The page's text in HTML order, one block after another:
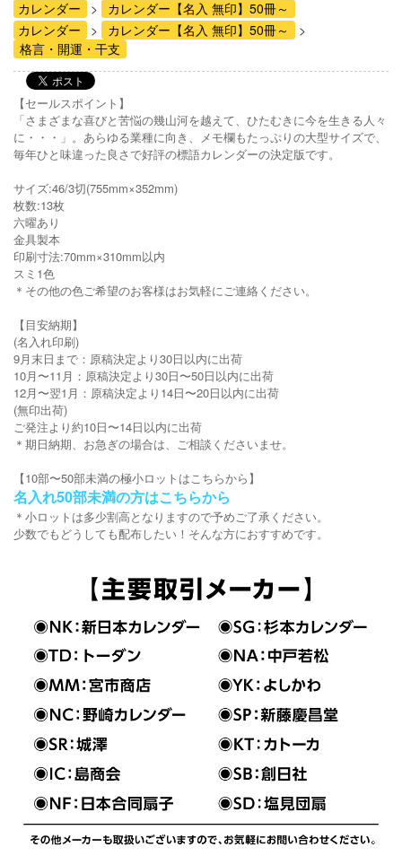
カレンダー
カレンダー【名入 無印】50冊～
カレンダー
カレンダー【名入 無印】50冊～
格言・開運・干支
【セールスポイント】
「さまざまな喜びと苦悩の幾山河を越えて、ひたむきに今を生きる人々
に・・・」。あらゆる業種に向き、メモ欄もたっぷりの大型サイズで、
毎年ひと味違った良さで好評の標語カレンダーの決定版です。
サイズ:46/3切(755mm×352mm)
枚数:13枚
六曜あり
金具製本
印刷寸法:70mm×310mm以内
スミ1色
＊その他の色ご希望のお客様はお気軽にご連絡ください。
【目安納期】
(名入れ印刷)
9月末日まで：原稿決定より30日以内に出荷
10月〜11月：原稿決定より30日〜50日以内に出荷
12月〜翌1月：原稿決定より14日〜20日以内に出荷
(無印出荷)
ご発注より約10日〜14日以内に出荷
＊期日納期、お急ぎの場合は、ご相談くださいませ。
【10部〜50部未満の極小ロットはこちらから】
名入れ50部未満の方はこちらから
＊小ロットは多少割高となりますので予めご了承ください。
少数でもどうしても配布したい！そんな方におすすめです。